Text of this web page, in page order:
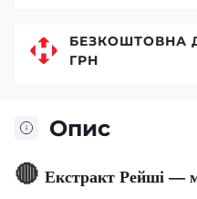
Опис
🔴 Екстракт Рейші —
БЕЗКОШТОВНА
ГРН